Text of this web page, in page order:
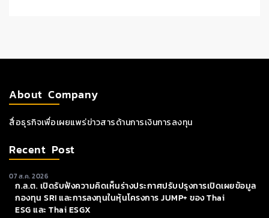
About Company
สื่อธุรกิจเพื่อเผยแพร่ข่าวสารด้านการเงินการลงทุน
Recent Post
07 ส.ค. 2026
ก.ล.ต. เปิดรับฟังความคิดเห็นร่างประกาศปรับปรุงการเปิดเผยข้อมูล
กองทุน SRI และการลงทุนในหุ้นโครงการ JUMP+ ของ Thai
ESG และ Thai ESGX